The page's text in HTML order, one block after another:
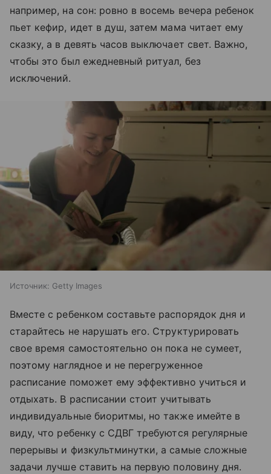
например, на сон: ровно в восемь вечера ребенок
пьет кефир, идет в душ, затем мама читает ему
сказку, а в девять часов выключает свет. Важно,
чтобы это был ежедневный ритуал, без
исключений.
Источник: Getty Images
Вместе с ребенком составьте распорядок дня и
старайтесь не нарушать его. Структурировать
свое время самостоятельно он пока не сумеет,
поэтому наглядное и не перегруженное
расписание поможет ему эффективно учиться и
отдыхать. В расписании стоит учитывать
индивидуальные биоритмы, но также имейте в
виду, что ребенку с СДВГ требуются регулярные
перерывы и физкультминутки, а самые сложные
задачи лучше ставить на первую половину дня.